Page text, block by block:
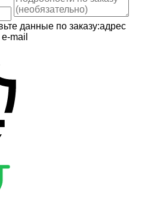
данные по заказу:адрес
mail